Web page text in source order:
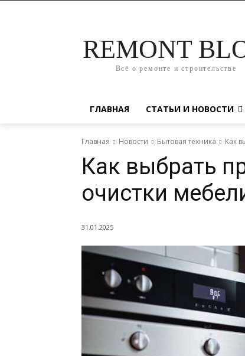
REMONT
Всё о ремонте и строительстве
ГЛАВНАЯ СТАТЬИ И НОВОСТИ
Главная Новости Бытовая техника Как
Как выбрать
очистки
31.01.2025